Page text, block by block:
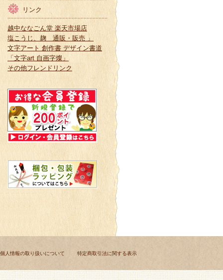
リンク
越中ななごん堂 楽天市場店
塩こうじ、麹 通販・販売 」
文字アート 創作書 デザイン書道
「文字art 自画字燦」
その他フレンドリンク
個人情報の取り扱いについて 特定商取引法に関する表示